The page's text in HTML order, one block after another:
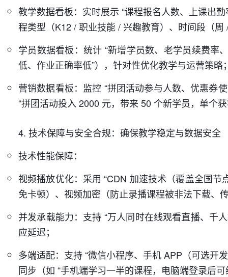
教学数据看板：实时展示 “课程报名人数、上课出
程类型（K12 / 职业技能 / 兴趣教育）、时间段（
学员数据看板：统计 “新增学员数、老学员续费率
低、作业正确率低”），针对性优化教学与运营策略
营销数据看板：监控 “拼团活动参与人数、优惠券
“拼团活动投入 2000 元，带来 50 个新学员，单个
4. 技术保障与安全合规：确保教学稳定与数据安全
技术性能保障：
视频播放优化：采用 “CDN 加速技术（覆盖全国
免卡顿）、视频加密（防止录播课程被非法下载、
并发承载能力：支持 “万人同时在线观看直播、千
应延迟；
多端适配：支持 “微信小程序、手机 APP（可选开
同步（如 “手机端学习一半的课程，电脑端登录后